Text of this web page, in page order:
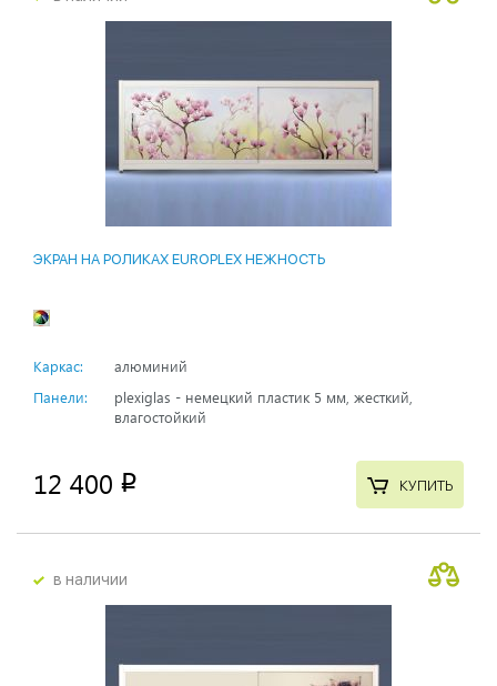
ЭКРАН НА РОЛИКАХ EUROPLEX НЕЖНОСТЬ
Каркас:
алюминий
Панели:
plexiglas - немецкий пластик 5 мм, жесткий,
влагостойкий
12 400 p КУПИТЬ
в наличии